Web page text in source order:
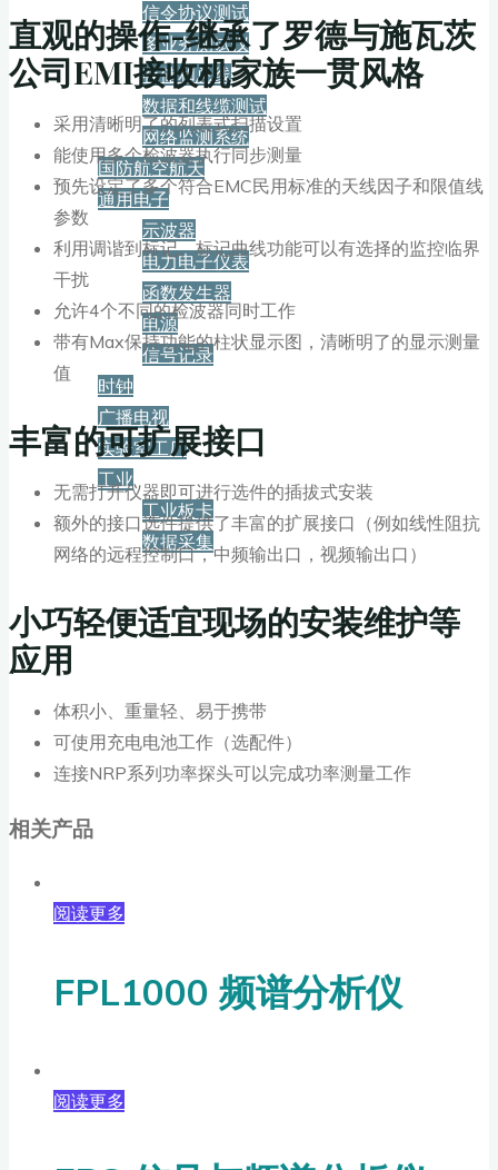
信令协议测试
多业务测试仪
存储和总线
数据和线缆测试
网络监测系统
国防航空航天
通用电子
示波器
电力电子仪表
函数发生器
电源
信号记录
时钟
广播电视
实验室工厂
工业
工业板卡
数据采集
资源下载
新闻
直观的操作-继承了罗德与施瓦茨
公司EMI接收机家族一贯风格
采用清晰明了的列表式扫描设置
能使用多个检波器执行同步测量
预先设定了多个符合EMC民用标准的天线因子和限值线
参数
利用调谐到标记、标记曲线功能可以有选择的监控临界
干扰
允许4个不同的检波器同时工作
带有Max保持功能的柱状显示图，清晰明了的显示测量
值
丰富的可扩展接口
无需打开仪器即可进行选件的插拔式安装
额外的接口选件提供了丰富的扩展接口（例如线性阻抗
网络的远程控制口，中频输出口，视频输出口）
小巧轻便适宜现场的安装维护等
应用
体积小、重量轻、易于携带
可使用充电电池工作（选配件）
连接NRP系列功率探头可以完成功率测量工作
相关产品
阅读更多
FPL1000 频谱分析仪
阅读更多